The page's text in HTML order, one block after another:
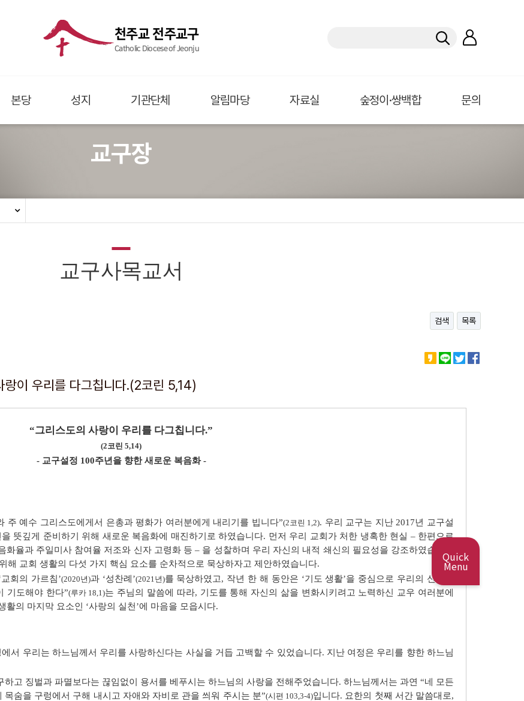
Quick
Menu
천주교 전주교구
Catholic Diocese of Jeonju
본당 성지 기관단체 알림마당 자료실 숲정이·쌍백합 문의
교구장
교구사목교서
검색 목록
이 우리를 다그칩니다.(2코린 5,14)
“그리스도의 사랑이 우리를 다그칩니다.”
(2코린 5,14)
- 교구설정 100주년을 향한 새로운 복음화 -
주 예수 그리스도에게서 은총과 평화가 여러분에게 내리기를 빕니다”(2코린 1,2). 우리 교구는 지난 2017년 교구설
뜻깊게 준비하기 위해 새로운 복음화에 매진하기로 하였습니다. 먼저 우리 교회가 처한 냉혹한 현실 – 한편으로
율과 주일미사 참여율 저조와 신자 고령화 등 – 을 성찰하며 우리 자신의 내적 쇄신의 필요성을 강조하였습니다
해 교회 생활의 다섯 가지 핵심 요소를 순차적으로 묵상하자고 제안하였습니다.
교회의 가르침’(2020년)과 ‘성찬례’(2021년)를 묵상하였고, 작년 한 해 동안은 ‘기도 생활’을 중심으로 우리의 신앙을
기도해야 한다”(루카 18,1)는 주님의 말씀에 따라, 기도를 통해 자신의 삶을 변화시키려고 노력하신 교우 여러분에
의 마지막 요소인 ‘사랑의 실천’에 마음을 모읍시다.
서 우리는 하느님께서 우리를 사랑하신다는 사실을 거듭 고백할 수 있었습니다. 지난 여정은 우리를 향한 하느님
하고 징벌과 파멸보다는 끊임없이 용서를 베푸시는 하느님의 사랑을 전해주었습니다. 하느님께서는 과연 “네 모든
숨을 구렁에서 구해 내시고 자애와 자비로 관을 씌워 주시는 분”(시편 103,3-4)입니다. 요한의 첫째 서간 말씀대로,